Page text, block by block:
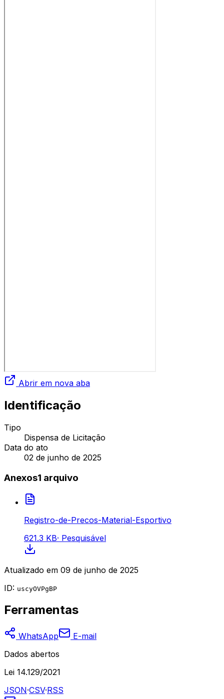
Abrir em nova aba
Identificação
Tipo
Dispensa de Licitação
Data do ato
02 de junho de 2025
Anexos1 arquivo
Registro-de-Precos-Material-Esportivo
621.3 KB· Pesquisável
Atualizado em 09 de junho de 2025
ID: uscyOVPgBP
Ferramentas
WhatsApp
E-mail
Dados abertos
Lei 14.129/2021
JSON·CSV·RSS